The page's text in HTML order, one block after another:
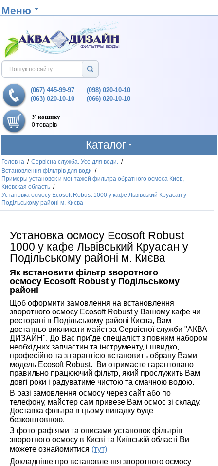
Меню
(067) 445-99-97
(063) 020-10-10
(098) 020-10-10
(066) 020-10-10
У кошику
0 товарів
Каталог
Головна / Сервісна служба. Усе для води. /
Встановлення фільтрів для води /
Примеры установок и монтажей фильтра обратного осмоса Киев,
Киевская область /
Установка осмосу Ecosoft Robust 1000 у кафе Львівський Круасан у
Подільському районі м. Києва
Установка осмосу Ecosoft Robust
1000 у кафе Львівський Круасан у
Подільському районі м. Києва
Як встановити фільтр зворотного
осмосу Ecosoft Robust у Подільському
районі
Щоб оформити замовлення на встановлення
зворотного осмосу Ecosoft Robust у Вашому кафе чи
ресторані в Подільському районі Києва, Вам
достатньо викликати майстра Сервісної служби "АКВА
ДИЗАЙН". До Вас приїде спеціаліст з повним набором
необхідних запчастин та інструменту, і швидко,
професійно та з гарантією встановить обрану Вами
модель Ecosoft Robust. Ви отримаєте гарантовано
правильно працюючий фільтр, який прослужить Вам
довгі роки і радуватиме чистою та смачною водою.
В разі замовлення осмосу через сайт або по
телефону, майстер сам привезе Вам осмос зі складу.
Доставка фільтра в цьому випадку буде
безкоштовною.
З фотографіями та описами установок фільтрів
зворотного осмосу в Києві та Київській області Ви
можете ознайомитися (тут)
Докладніше про встановлення зворотного осмосу